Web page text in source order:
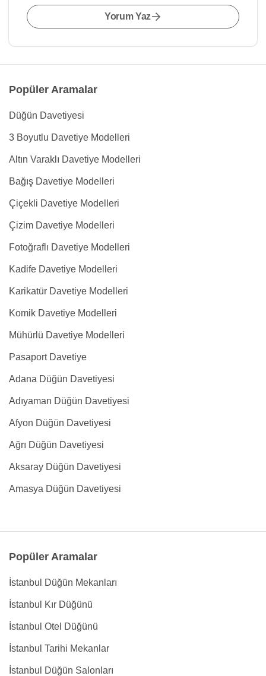
Yorum Yaz
Popüler Aramalar
Düğün Davetiyesi
3 Boyutlu Davetiye Modelleri
Altın Varaklı Davetiye Modelleri
Bağış Davetiye Modelleri
Çiçekli Davetiye Modelleri
Çizim Davetiye Modelleri
Fotoğraflı Davetiye Modelleri
Kadife Davetiye Modelleri
Karikatür Davetiye Modelleri
Komik Davetiye Modelleri
Mühürlü Davetiye Modelleri
Pasaport Davetiye
Adana Düğün Davetiyesi
Adıyaman Düğün Davetiyesi
Afyon Düğün Davetiyesi
Ağrı Düğün Davetiyesi
Aksaray Düğün Davetiyesi
Amasya Düğün Davetiyesi
Popüler Aramalar
İstanbul Düğün Mekanları
İstanbul Kır Düğünü
İstanbul Otel Düğünü
İstanbul Tarihi Mekanlar
İstanbul Düğün Salonları